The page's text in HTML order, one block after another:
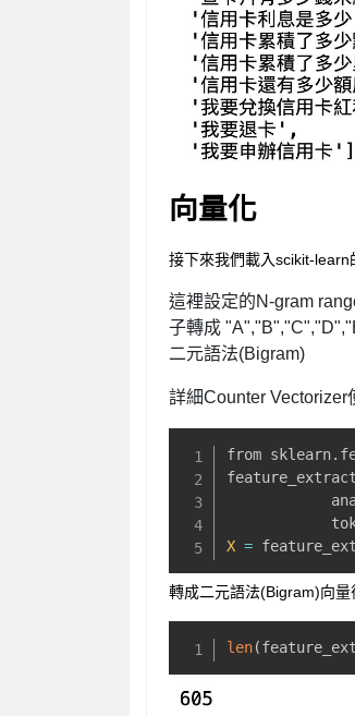
向量化
接下來我們載入scikit-
這裡設定的N-gram
子轉成
二元語法(Bigram)
詳細Counter Vectorizer
from sklearn.
X =
轉成二元語法(Bigram)向
len(